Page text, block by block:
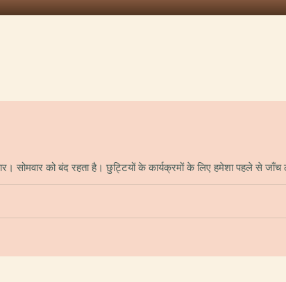
सोमवार को बंद रहता है। छुट्टियों के कार्यक्रमों के लिए हमेशा पहले से जाँच